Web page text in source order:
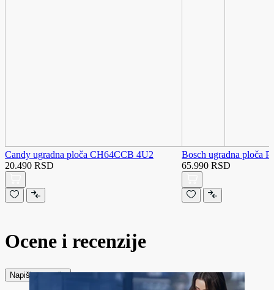
Candy ugradna ploča CH64CCB 4U2
20.490 RSD
Bosch ugradna ploča
65.990 RSD
Ocene i recenzije
Napiši recenziju